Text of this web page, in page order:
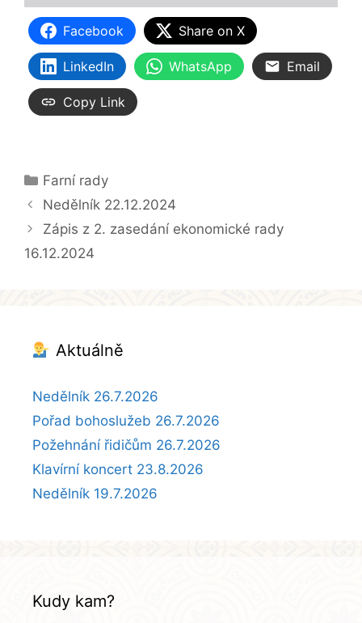
Facebook Share on X
LinkedIn WhatsApp Email
Copy Link
Rubriky
Farní rady
Nedělník 22.12.2024
Zápis z 2. zasedání ekonomické rady
16.12.2024
Aktuálně
Nedělník 26.7.2026
Pořad bohoslužeb 26.7.2026
Požehnání řidičům 26.7.2026
Klavírní koncert 23.8.2026
Nedělník 19.7.2026
Kudy kam?